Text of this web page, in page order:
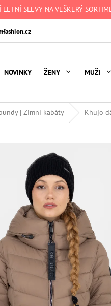
LETNÍ SLEVY NA VEŠKERÝ
NOVINKY ŽENY MUŽI
| Zimní kabáty Khujo